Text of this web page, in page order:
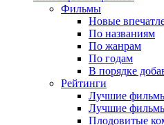
Фильмы
Новые
По названиям
По жанрам
По годам
В порядке
Рейтинги
Лучшие
Лучшие
Плодовитые